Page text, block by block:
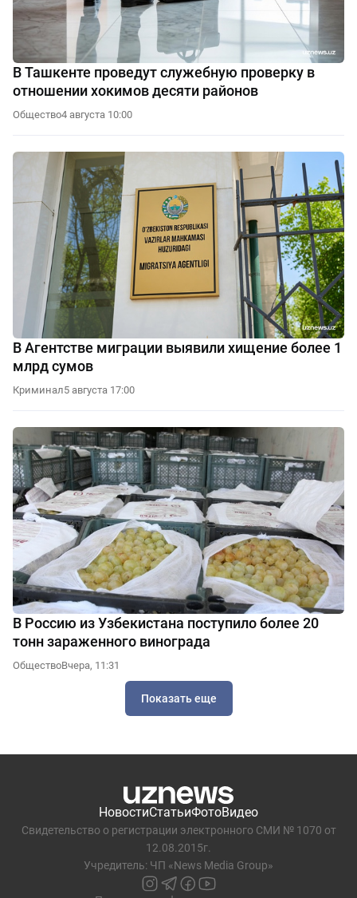
В Ташкенте проведут служебную проверку в
отношении хокимов десяти районов
Общество4 августа 10:00
В Агентстве миграции выявили хищение более 1
млрд сумов
Криминал5 августа 17:00
В Россию из Узбекистана поступило более 20
тонн зараженного винограда
ОбществоВчера, 11:31
Показать еще
НовостиСтатьиФотоВидео
Свидетельство о регистрации электронного СМИ № 1070 от
12.08.2015г.
Учредитель: ЧП «News Media Group»